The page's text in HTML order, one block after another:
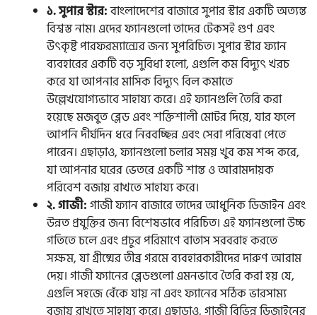
১. সুপার স্টার:বাংলাদেশের বাজারে সুপার স্টার একটি অত্যন্ত
বিশ্বস্ত নাম। এদের ফ্যানগুলো তাদের টেকসই গুণ এবং
উৎকৃষ্ট পারফরম্যান্সের জন্য সুপরিচিত। সুপার স্টার ফ্যান
ব্যবহারের একটি বড় সুবিধা হলো, এগুলি কম বিদ্যুৎ খরচ
করে যা আপনার মাসিক বিদ্যুৎ বিল কমাতে
উল্লেখযোগ্যভাবে সাহায্য করে। এই ফ্যানগুলি তৈরি করা
হয়েছে মজবুত ব্লেড এবং শক্তিশালী মোটর দিয়ে, যার ফলে
আপনি দীর্ঘদিন ধরে নিরবচ্ছিন্ন এবং সেরা পরিষেবা পেতে
পারেন। এছাড়াও, ফ্যানগুলো চলার সময় খুব কম শব্দ করে,
যা আপনার ঘরের ভেতরে একটি শান্ত ও আরামদায়ক
পরিবেশ বজায় রাখতে সাহায্য করে।
২. গাজী:গাজী ফ্যান বাজারে তাদের আধুনিক ডিজাইন এবং
উন্নত প্রযুক্তির জন্য বিশেষভাবে পরিচিত। এই ফ্যানগুলো উচ্চ
গতিতে চলে এবং প্রচুর পরিমাণে বাতাস সরবরাহ করতে
সক্ষম, যা গ্রীষ্মের তীব্র গরমে ব্যবহারকারীদের দারুণ আরাম
দেয়। গাজী ফ্যানের ব্লেডগুলো এমনভাবে তৈরি করা হয় যে,
এগুলি সহজে বেঁকে যায় না এবং ফ্যানের সঠিক ভারসাম্য